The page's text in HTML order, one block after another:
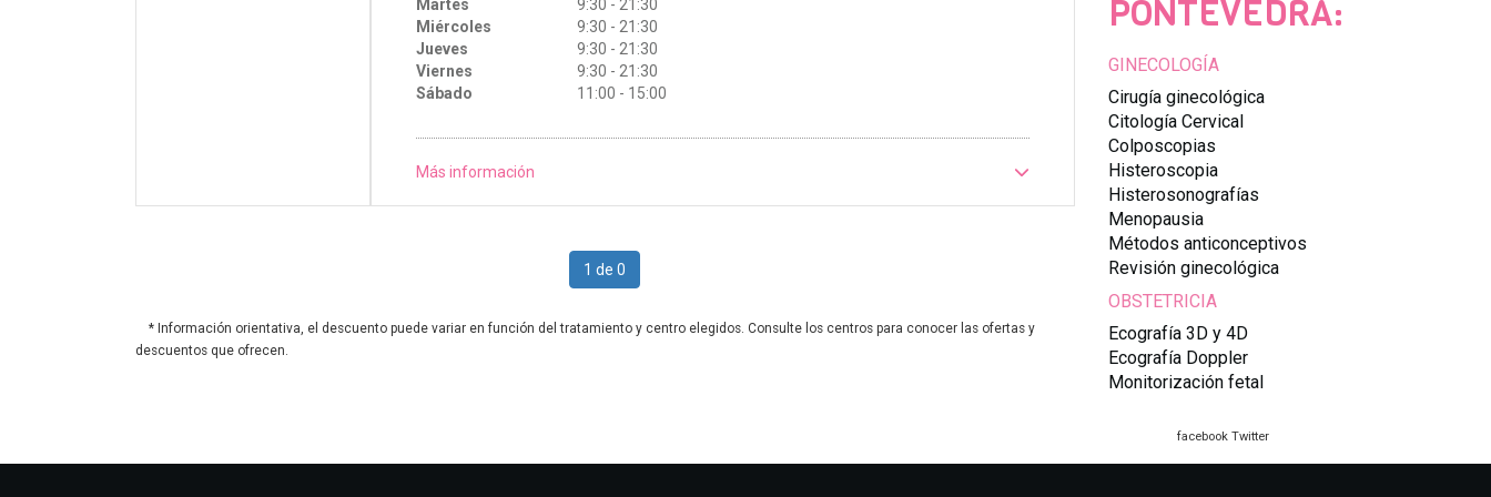
Martes
9:30 - 21:30
Miércoles
9:30 - 21:30
Jueves
9:30 - 21:30
Viernes
9:30 - 21:30
Sábado
11:00 - 15:00
Más información
1 de 0
* Información orientativa, el descuento puede variar en función del tratamiento y centro elegidos. Consulte los centros para conocer las ofertas y
descuentos que ofrecen.
PONTEVEDRA:
GINECOLOGÍA
Cirugía ginecológica
Citología Cervical
Colposcopias
Histeroscopia
Histerosonografías
Menopausia
Métodos anticonceptivos
Revisión ginecológica
OBSTETRICIA
Ecografía 3D y 4D
Ecografía Doppler
Monitorización fetal
facebook Twitter